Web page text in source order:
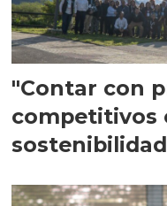
"Contar con
competitivos